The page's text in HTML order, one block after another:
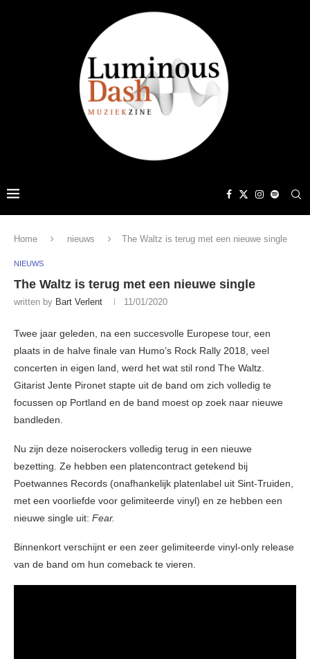
Home nieuws The Waltz is terug met een nieuwe single
NIEUWS
The Waltz is terug met een nieuwe single
written by Bart Verlent 11/01/2020
Twee jaar geleden, na een succesvolle Europese tour, een
plaats in de halve finale van Humo’s Rock Rally 2018, veel
concerten in eigen land, werd het wat stil rond The Waltz.
Gitarist Jente Pironet stapte uit de band om zich volledig te
focussen op Portland en de band moest op zoek naar nieuwe
bandleden.
Nu zijn deze noiserockers volledig terug in een nieuwe
bezetting. Ze hebben een platencontract getekend bij
Poetwannes Records (onafhankelijk platenlabel uit Sint-Truiden,
met een voorliefde voor gelimiteerde vinyl) en ze hebben een
nieuwe single uit: Fear.
Binnenkort verschijnt er een zeer gelimiteerde vinyl-only release
van de band om hun comeback te vieren.